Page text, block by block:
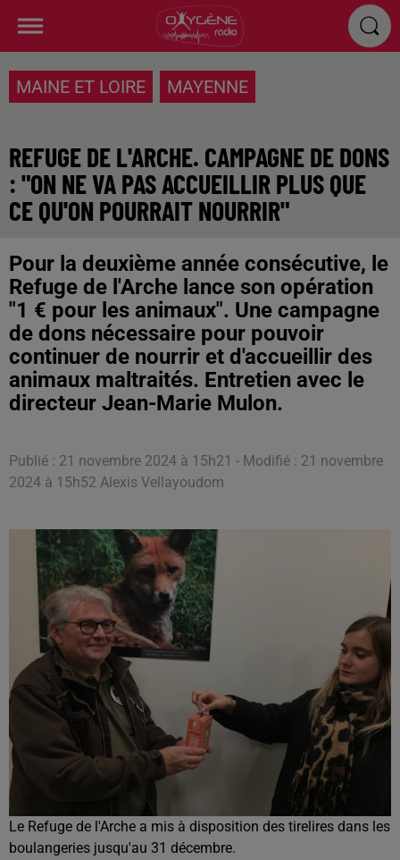
MAINE ET LOIRE MAYENNE
REFUGE DE L'ARCHE. CAMPAGNE DE DONS
: "ON NE VA PAS ACCUEILLIR PLUS QUE
CE QU'ON POURRAIT NOURRIR"
Pour la deuxième année consécutive, le
Refuge de l'Arche lance son opération
"1 € pour les animaux". Une campagne
de dons nécessaire pour pouvoir
continuer de nourrir et d'accueillir des
animaux maltraités. Entretien avec le
directeur Jean-Marie Mulon.
Publié : 21 novembre 2024 à 15h21 - Modifié : 21 novembre
2024 à 15h52 Alexis Vellayoudom
Le Refuge de l'Arche a mis à disposition des tirelires dans les
boulangeries jusqu'au 31 décembre.